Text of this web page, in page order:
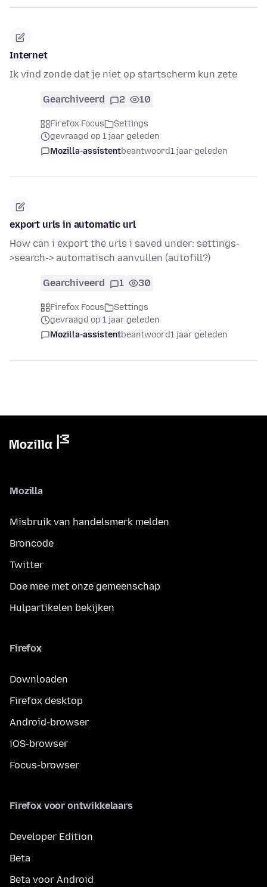
Internet
Ik vind zonde dat je niet op startscherm kun zete
Gearchiveerd 2 10
Firefox Focus
Settings
gevraagd op 1 jaar geleden
Mozilla-assistentbeantwoord1 jaar geleden
export urls in automatic url
How can i export the urls i saved under: settings-
>search-> automatisch aanvullen (autofill?)
Gearchiveerd 1 30
Firefox Focus
Settings
gevraagd op 1 jaar geleden
Mozilla-assistentbeantwoord1 jaar geleden
Mozilla
Misbruik van handelsmerk melden
Broncode
Twitter
Doe mee met onze gemeenschap
Hulpartikelen bekijken
Firefox
Downloaden
Firefox desktop
Android-browser
iOS-browser
Focus-browser
Firefox voor ontwikkelaars
Developer Edition
Beta
Beta voor Android